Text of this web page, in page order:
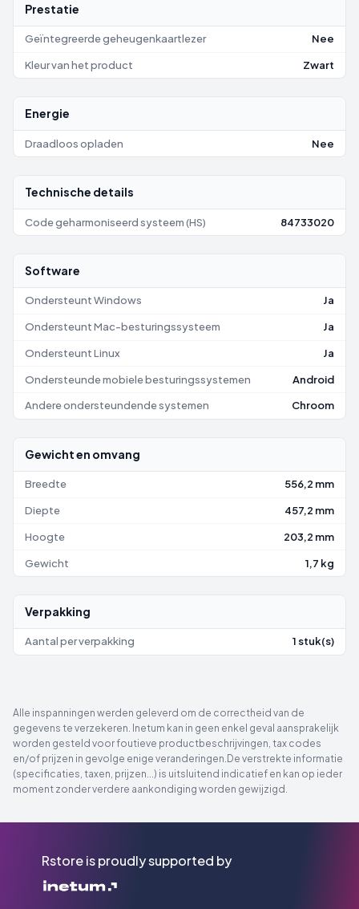
Prestatie
Geïntegreerde geheugenkaartlezer Nee
Kleur van het product Zwart
Energie
Draadloos opladen Nee
Technische details
Code geharmoniseerd systeem (HS) 84733020
Software
Ondersteunt Windows Ja
Ondersteunt Mac-besturingssysteem Ja
Ondersteunt Linux Ja
Ondersteunde mobiele besturingssystemen Android
Andere ondersteundende systemen Chroom
Gewicht en omvang
Breedte 556,2 mm
Diepte 457,2 mm
Hoogte 203,2 mm
Gewicht 1,7 kg
Verpakking
Aantal per verpakking 1 stuk(s)
Alle inspanningen werden geleverd om de correctheid van de
gegevens te verzekeren. Inetum kan in geen enkel geval aansprakelijk
worden gesteld voor foutieve productbeschrijvingen, tax codes
en/of prijzen in gevolge enige veranderingen.De verstrekte informatie
(specificaties, taxen, prijzen...) is uitsluitend indicatief en kan op ieder
moment zonder verdere aankondiging worden gewijzigd.
Rstore is proudly supported by